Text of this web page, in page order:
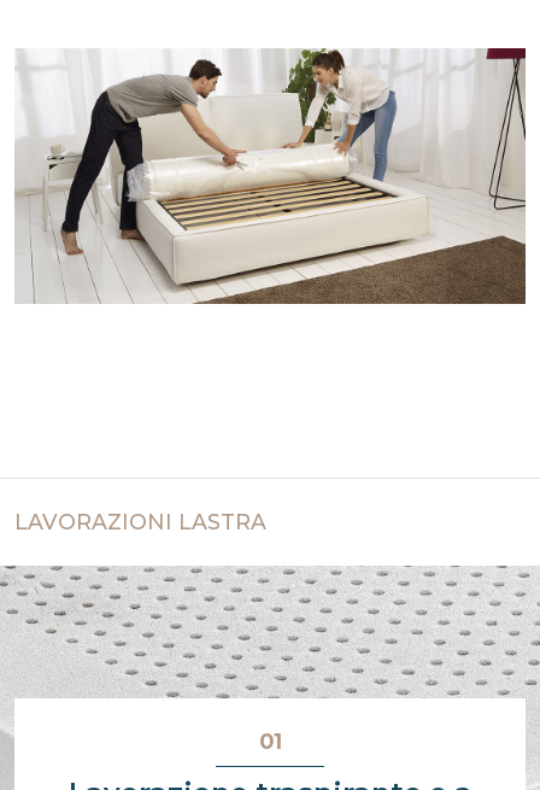
LAVORAZIONI LASTRA
01